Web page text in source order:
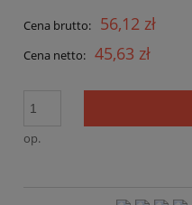
Cena brutto: 56,12 zł
Cena netto: 45,63 zł
op.